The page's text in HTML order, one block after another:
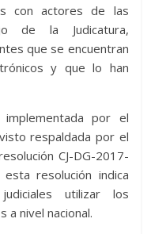
con actores de las
de la Judicatura,
que se encuentran
y que lo han
por el
respaldada por el
CJ-DG-2017-
resolución indica
utilizar los
nivel nacional.